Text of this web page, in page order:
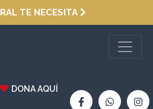
TE NECESITA
DONA AQUÍ